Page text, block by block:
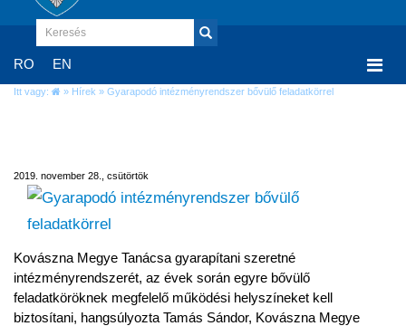
RO EN
Itt vagy: » Hírek » Gyarapodó intézményrendszer bővülő feladatkörrel
2019. november 28., csütörtök
Kovászna Megye Tanácsa gyarapítani szeretné
intézményrendszerét, az évek során egyre bővülő
feladatköröknek megfelelő működési helyszíneket kell
biztosítani, hangsúlyozta Tamás Sándor, Kovászna Megye